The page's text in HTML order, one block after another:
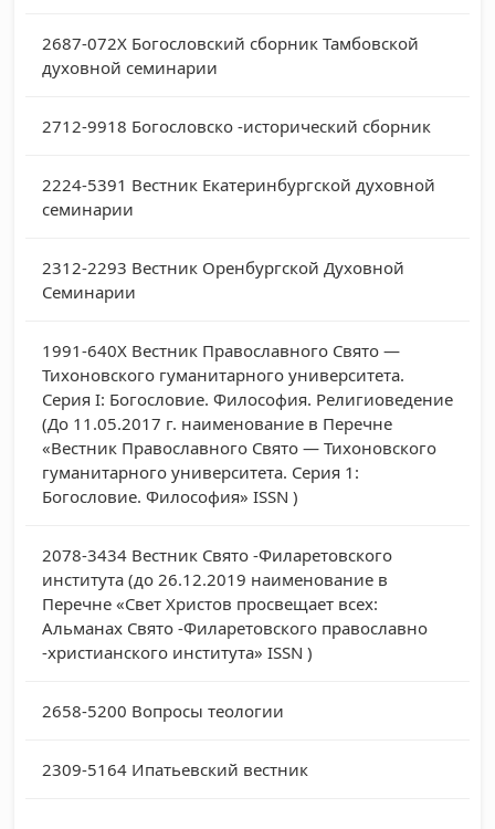
2687-072X Богословский сборник Тамбовской
духовной семинарии
2712-9918 Богословско -исторический сборник
2224-5391 Вестник Екатеринбургской духовной
семинарии
2312-2293 Вестник Оренбургской Духовной
Семинарии
1991-640X Вестник Православного Свято —
Тихоновского гуманитарного университета.
Серия I: Богословие. Философия. Религиоведение
(До 11.05.2017 г. наименование в Перечне
«Вестник Православного Свято — Тихоновского
гуманитарного университета. Серия 1:
Богословие. Философия» ISSN )
2078-3434 Вестник Свято -Филаретовского
института (до 26.12.2019 наименование в
Перечне «Свет Христов просвещает всех:
Альманах Свято -Филаретовского православно
-христианского института» ISSN )
2658-5200 Вопросы теологии
2309-5164 Ипатьевский вестник